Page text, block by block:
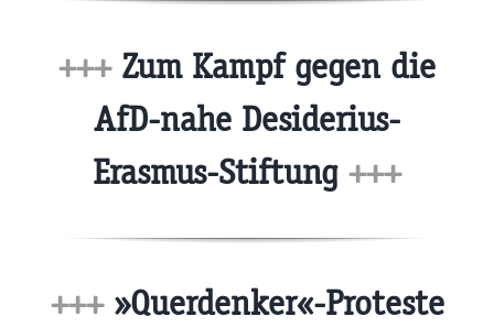
+++Zum Kampf gegen die
AfD-nahe Desiderius-
Erasmus-Stiftung +++
+++»Querdenker«-Proteste